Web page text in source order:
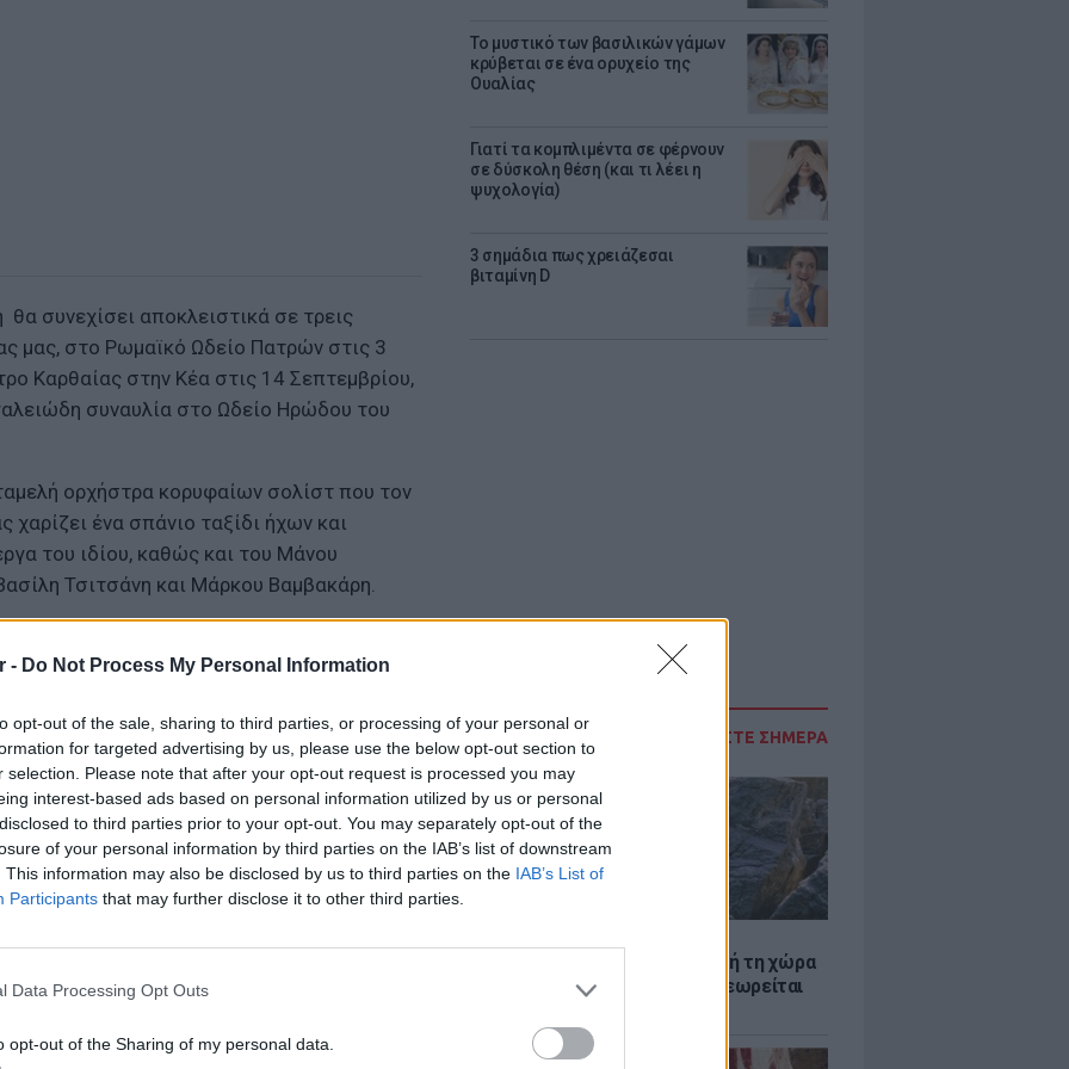
- Do Not Process My Personal Information
opt-out of the sale, sharing to third parties, or processing of your personal or
for targeted advertising by us, please use the below opt-out section to
selection. Please note that after your opt-out request is processed you may
interest-based ads based on personal information utilized by us or personal
to third parties prior to your opt-out. You may separately opt-out of the
of your personal information by third parties on the IAB’s list of downstream
This information may also be disclosed by us to third parties on the IAB’s List of
Participants that may further disclose it to other third parties.
Data Processing Opt Outs
opt-out of the Sharing of my personal data.
Το μυστικό των βασιλικών γάμων
κρύβεται σε ένα ορυχείο της
Ουαλίας
Γιατί τα κομπλιμέντα σε φέρνουν
σε δύσκολη θέση (και τι λέει η
ψυχολογία)
3 σημάδια πως χρειάζεσαι
βιταμίνη D
ΔΙΑΒΑΣΤΕ ΣΗΜΕΡΑ
Η παράξενη ελευθερία: Σε αυτή τη χώρα
της Ευρώπης, το γuμνό δεν θεωρείται
συνεχίσει αποκλειστικά σε τρεις
μας, στο Ρωμαϊκό Ωδείο Πατρών στις 3
Καρθαίας στην Κέα στις 14 Σεπτεμβρίου,
συναυλία στο Ωδείο Ηρώδου του
ορχήστρα κορυφαίων σολίστ που τον
χαρίζει ένα σπάνιο ταξίδι ήχων και
του ιδίου, καθώς και του Μάνου
Τσιτσάνη και Μάρκου Βαμβακάρη.
έχουν στιγματίσει, δημιουργώντας μία
ΔΙΑΦΗΜΙΣΗ